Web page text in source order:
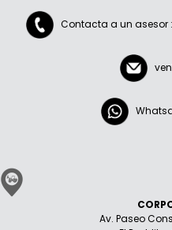
Contacta a un asesor :
Av. Paseo